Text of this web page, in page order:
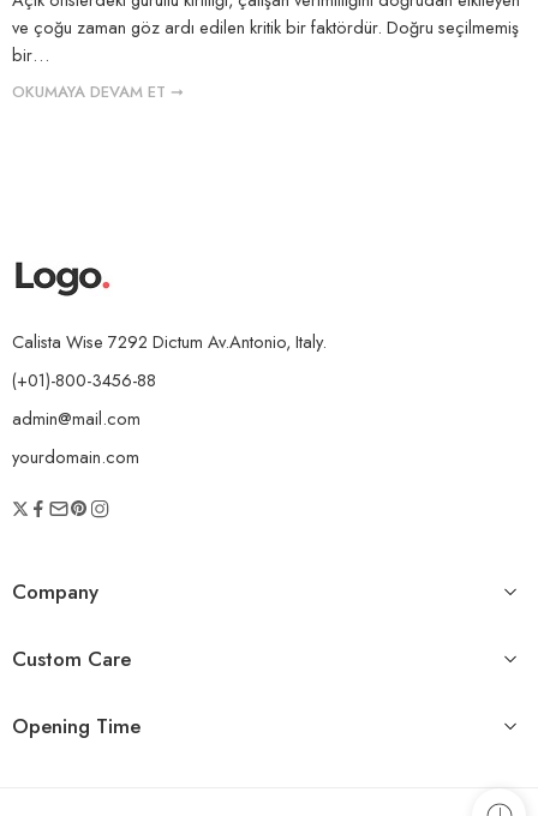
ve çoğu zaman göz ardı edilen kritik bir faktördür. Doğru seçilmemiş
bir…
OKUMAYA DEVAM ET ➞
Calista Wise 7292 Dictum Av.Antonio, Italy.
(+01)-800-3456-88
admin@mail.com
yourdomain.com
Company
Custom Care
Opening Time